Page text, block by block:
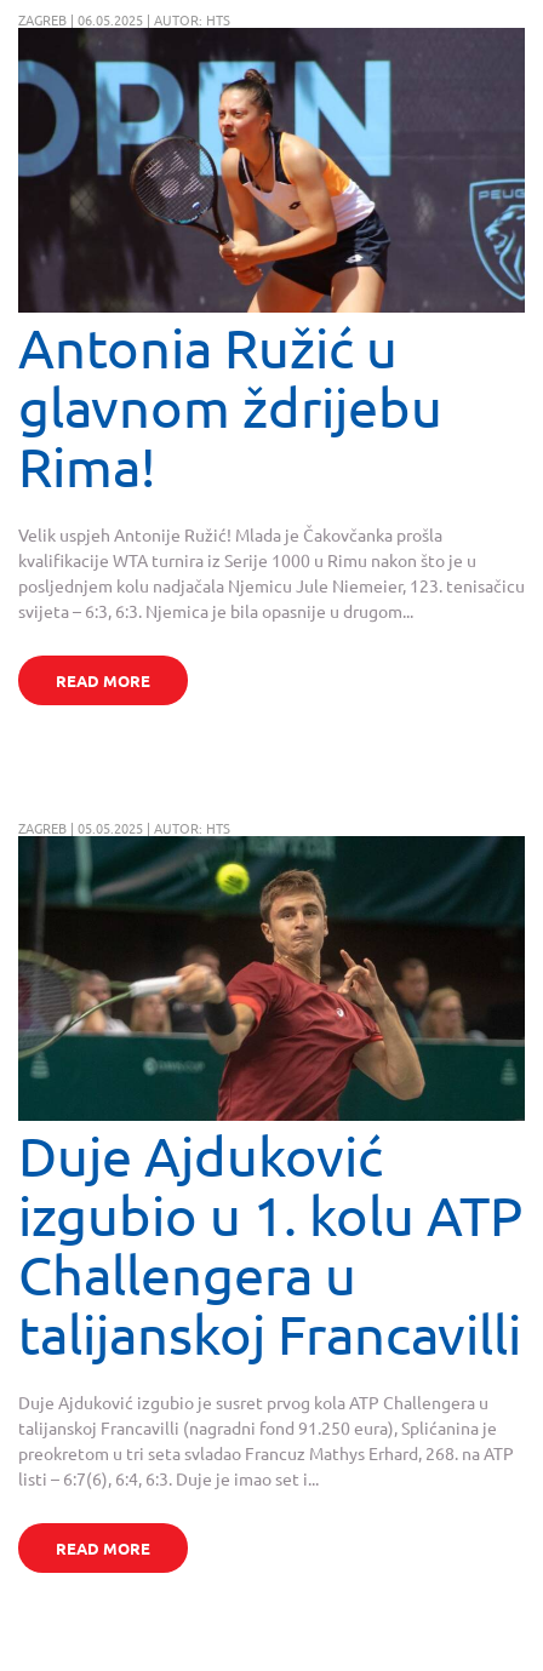
ZAGREB | 06.05.2025 | AUTOR: HTS
Antonia Ružić u
glavnom ždrijebu
Rima!
Velik uspjeh Antonije Ružić! Mlada je Čakovčanka prošla
kvalifikacije WTA turnira iz Serije 1000 u Rimu nakon što je u
posljednjem kolu nadjačala Njemicu Jule Niemeier, 123. tenisačicu
svijeta – 6:3, 6:3. Njemica je bila opasnije u drugom...
READ MORE
ZAGREB | 05.05.2025 | AUTOR: HTS
Duje Ajduković
izgubio u 1. kolu ATP
Challengera u
talijanskoj Francavilli
Duje Ajduković izgubio je susret prvog kola ATP Challengera u
talijanskoj Francavilli (nagradni fond 91.250 eura), Splićanina je
preokretom u tri seta svladao Francuz Mathys Erhard, 268. na ATP
listi – 6:7(6), 6:4, 6:3. Duje je imao set i...
READ MORE